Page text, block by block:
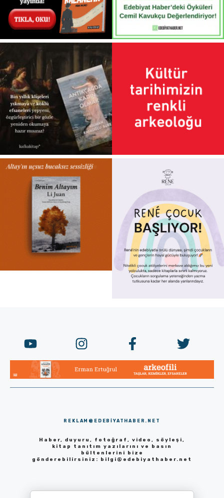
REKLAM@EDEBIYATHABER.NET
Haber, duyuru, fotoğraf, video, söyleşi,
kitap tanıtım yazılarını ve basın
bültenlerini bize
gönderebilirsiniz: bilgi@edebiyathaber.net